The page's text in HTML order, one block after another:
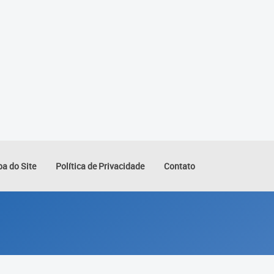
do Site Política de Privacidade Contato